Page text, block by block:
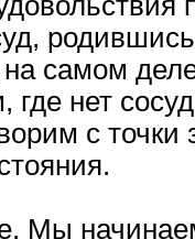
самом
где нет
с
Мы